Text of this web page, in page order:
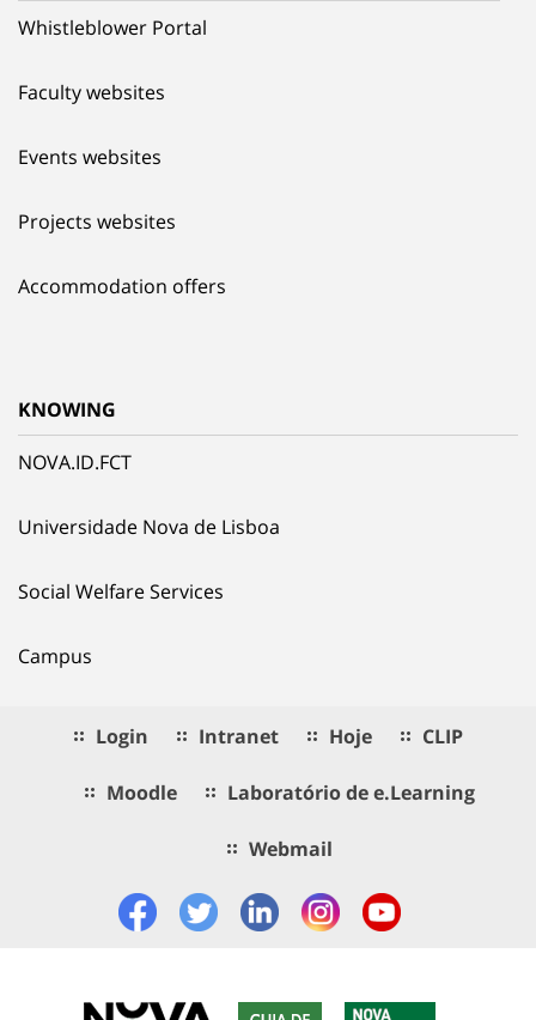
Whistleblower Portal
Faculty websites
Events websites
Projects websites
Accommodation offers
KNOWING
NOVA.ID.FCT
Universidade Nova de Lisboa
Social Welfare Services
Campus
Login Intranet Hoje CLIP
Moodle Laboratório de e.Learning
Webmail